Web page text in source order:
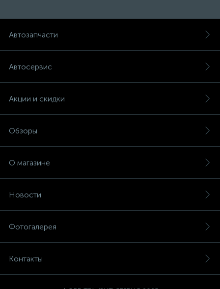
Автозапчасти
Автосервис
Акции и скидки
Обзоры
О магазине
Новости
Фотогалерея
Контакты